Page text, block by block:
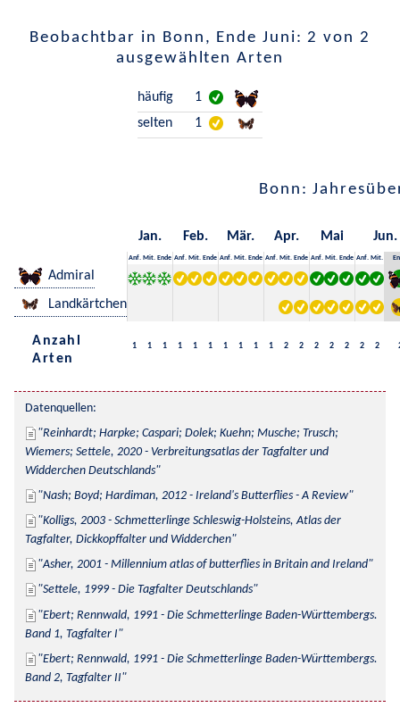
Beobachtbar in Bonn, Ende Juni: 2 von 2
ausgewählten Arten
häufig
1
selten
1
Bonn:
Jan. Feb. Mär. Apr. Mai Jun.
Anf. Mit. Ende Anf. Mit. Ende Anf. Mit. Ende Anf. Mit. Ende Anf. Mit. Ende Anf. Mit.
Admiral
Landkärtchen
Anzahl
Arten
1 1 1 1 1 1 1 1 1 1 2 2 2 2 2 2 2
Datenquellen:
Reinhardt; Harpke; Caspari; Dolek; Kuehn; Musche; Trusch;
Wiemers; Settele, 2020 - Verbreitungsatlas der Tagfalter und
Widderchen Deutschlands
Nash; Boyd; Hardiman, 2012 - Ireland's Butterflies - A Review
Kolligs, 2003 - Schmetterlinge Schleswig-Holsteins, Atlas der
Tagfalter, Dickkopffalter und Widderchen
Asher, 2001 - Millennium atlas of butterflies in Britain and Ireland
Settele, 1999 - Die Tagfalter Deutschlands
Ebert; Rennwald, 1991 - Die Schmetterlinge Baden-Württembergs.
Band 1, Tagfalter I
Ebert; Rennwald, 1991 - Die Schmetterlinge Baden-Württembergs.
Band 2, Tagfalter II